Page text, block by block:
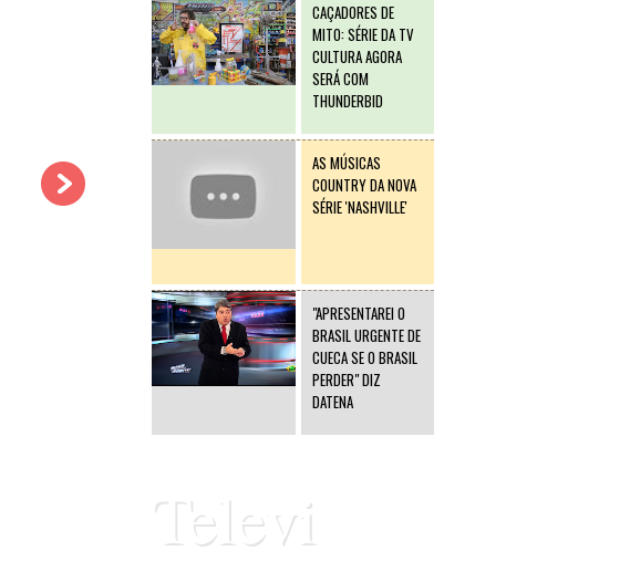
CAÇADORES DE
MITO: SÉRIE DA TV
CULTURA AGORA
SERÁ COM
THUNDERBID
AS MÚSICAS
COUNTRY DA NOVA
SÉRIE 'NASHVILLE'
"APRESENTAREI O
BRASIL URGENTE DE
CUECA SE O BRASIL
PERDER" DIZ
DATENA
Televi